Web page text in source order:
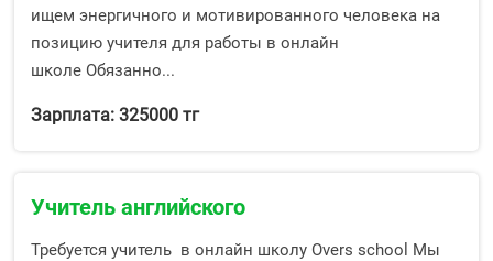
ищем энергичного и мотивированного человека на
позицию учителя для работы в онлайн
школе Обязанно...
Зарплата: 325000 тг
Учитель английского
Требуется учитель в онлайн школу Overs school Мы